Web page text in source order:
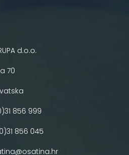
d.o.o.
70
856 999
856 045